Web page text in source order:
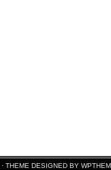
· THEME DESIGNED BY